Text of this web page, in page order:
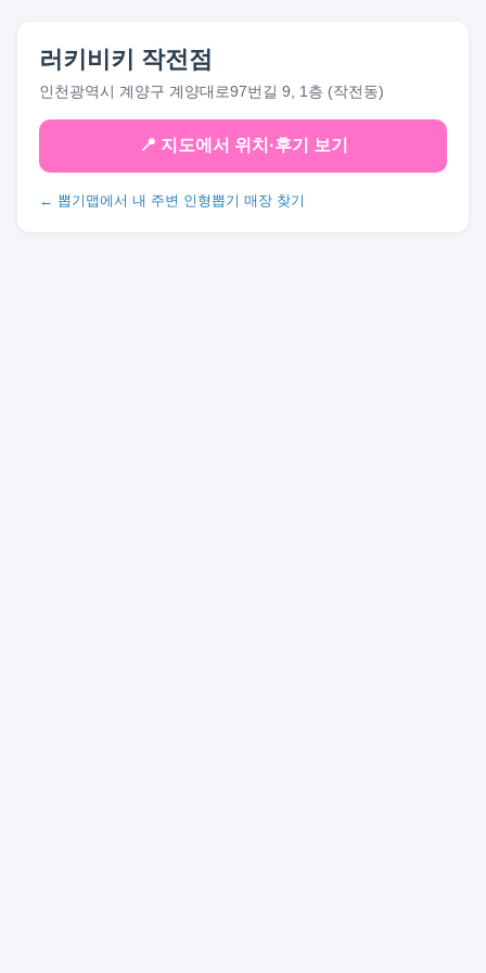
러키비키 작전점
인천광역시 계양구 계양대로97번길 9, 1층 (작전동)
📍 지도에서 위치·후기 보기
← 뽑기맵에서 내 주변 인형뽑기 매장 찾기